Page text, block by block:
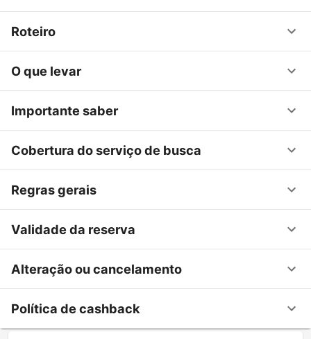
Roteiro
O que levar
Importante saber
Cobertura do serviço de busca
Regras gerais
Validade da reserva
Alteração ou cancelamento
Política de cashback